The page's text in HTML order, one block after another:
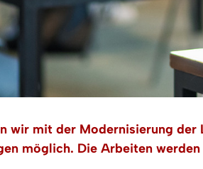
wir mit der Modernisierung
möglich. Die Arbeiten